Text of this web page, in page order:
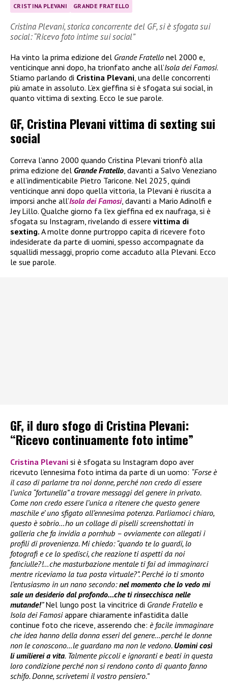
CRISTINA PLEVANI GRANDE FRATELLO
Cristina Plevani, storica concorrente del GF, si è sfogata sui
social: “Ricevo foto intime sui social”
Ha vinto la prima edizione del Grande Fratello nel 2000 e,
venticinque anni dopo, ha trionfato anche all’Isola dei Famosi.
Stiamo parlando di Cristina Plevani , una delle concorrenti
più amate in assoluto. L’ex gieffina si è sfogata sui social, in
quanto vittima di sexting. Ecco le sue parole.
GF, Cristina Plevani vittima di sexting sui
social
Correva l’anno 2000 quando Cristina Plevani trionfò alla
prima edizione del Grande Fratello , davanti a Salvo Veneziano
e all’indimenticabile Pietro Taricone. Nel 2025, quindi
venticinque anni dopo quella vittoria, la Plevani è riuscita a
imporsi anche all’Isola dei Famosi, davanti a Mario Adinolfi e
Jey Lillo. Qualche giorno fa l’ex gieffina ed ex naufraga, si è
sfogata su Instagram, rivelando di essere vittima di
sexting. A molte donne purtroppo capita di ricevere foto
indesiderate da parte di uomini, spesso accompagnate da
squallidi messaggi, proprio come accaduto alla Plevani. Ecco
le sue parole.
GF, il duro sfogo di Cristina Plevani:
“Ricevo continuamente foto intime”
Cristina Plevani si è sfogata su Instagram dopo aver
ricevuto l’ennesima foto intima da parte di un uomo: “Forse è
il caso di parlarne tra noi donne, perché non credo di essere
l’unica “fortunella” a trovare messaggi del genere in privato.
Come non credo essere l’unica a ritenere che questo genere
maschile e’ uno sfigato all’ennesima potenza. Parliamoci chiaro,
questo è sobrio…ho un collage di piselli screenshottati in
galleria che fa invidia a pornhub – ovviamente con allegati i
profili di provenienza. Mi chiedo: “quando te lo guardi, lo
fotografi e ce lo spedisci, che reazione ti aspetti da noi
fanciulle?!…che masturbazione mentale ti fai ad immaginarci
mentre riceviamo la tua posta virtuale?”. Perché io ti smonto
l’entusiasmo in un nano secondo:nel momento che lo vedo mi
sale un desiderio dal profondo…che ti rinsecchisca nelle
mutande!”Nel lungo post la vincitrice di Grande Fratello e
Isola dei Famosiappare chiaramente infastidita dalle
continue foto che riceve, asserendo che: è facile immaginare
che idea hanno della donna esseri del genere…perché le donne
non le conoscono…le guardano ma non le vedono. Uomini così
li umilierei a vita. Talmente piccoli e ignoranti e beati in questa
loro condizione perché non si rendono conto di quanto fanno
schifo. Donne, scrivetemi il vostro pensiero.”